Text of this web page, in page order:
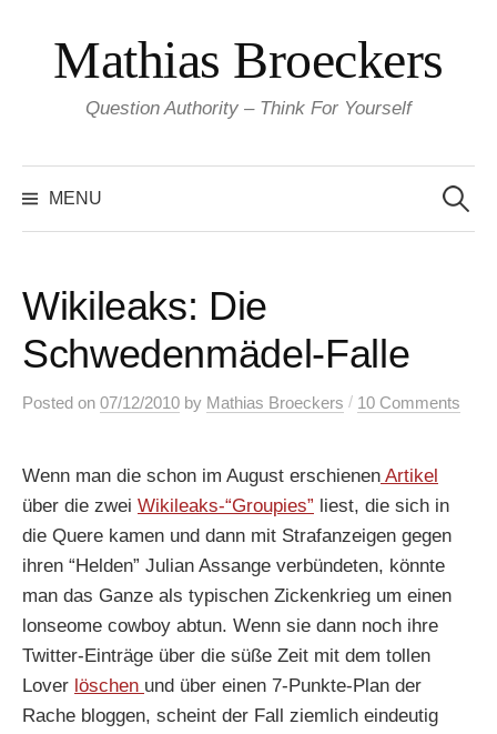
content
Mathias Broeckers
Question Authority – Think For Yourself
MENU
for:
Wikileaks: Die
Schwedenmädel-Falle
Posted on 07/12/2010 by Mathias Broeckers / 10 Comments
Wenn man die schon im August erschienen Artikel
über die zwei Wikileaks-“Groupies” liest, die sich in
die Quere kamen und dann mit Strafanzeigen gegen
ihren “Helden” Julian Assange verbündeten, könnte
man das Ganze als typischen Zickenkrieg um einen
lonseome cowboy abtun. Wenn sie dann noch ihre
Twitter-Einträge über die süße Zeit mit dem tollen
Lover löschen und über einen 7-Punkte-Plan der
Rache bloggen, scheint der Fall ziemlich eindeutig